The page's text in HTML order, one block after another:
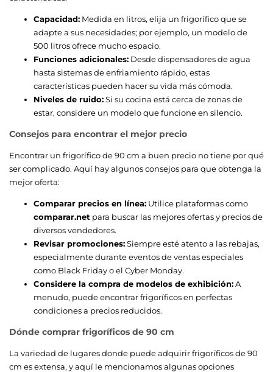
Capacidad: Medida en litros, elija un frigorífico que se
adapte a sus necesidades; por ejemplo, un modelo de
500 litros ofrece mucho espacio.
Funciones adicionales: Desde dispensadores de agua
hasta sistemas de enfriamiento rápido, estas
características pueden hacer su vida más cómoda.
Niveles de ruido:Si su cocina está cerca de zonas de
estar, considere un modelo que funcione en silencio.
Consejos para encontrar el mejor precio
Encontrar un frigorífico de 90 cm a buen precio no tiene por qué
ser complicado. Aquí hay algunos consejos para que obtenga la
mejor oferta:
Comparar precios en línea: Utilice plataformas como
comparar.net para buscar las mejores ofertas y precios de
diversos vendedores.
Revisar promociones:Siempre esté atento a las rebajas,
especialmente durante eventos de ventas especiales
como Black Friday o el Cyber Monday.
Considere la compra de modelos de exhibición:A
menudo, puede encontrar frigoríficos en perfectas
condiciones a precios reducidos.
Dónde comprar frigoríficos de 90 cm
La variedad de lugares donde puede adquirir frigoríficos de 90
cm es extensa, y aquí le mencionamos algunas opciones